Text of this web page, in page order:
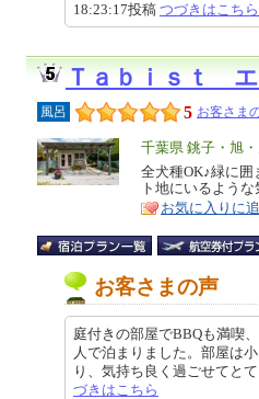
18:23:17投稿 つづきはこちら
Ｔａｂｉｓｔ
風呂 5 お客さま
エ
リ
ア
千葉県 銚子・旭
特
徴
全犬種OK♪緑に
ト地にいるよう
お気に入りに
お客さまの声
庭付きの部屋でBBQも満喫
人で泊まりました。部屋は
り、気持ち良く過ごせてと
づきはこちら